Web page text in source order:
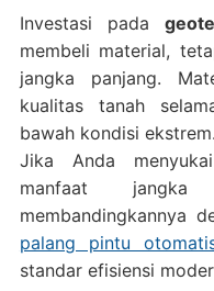
Investasi pada
membeli material,
jangka panjang.
kualitas tanah
bawah kondisi ekstrem.
Jika Anda
manfaat
membandingkannya
palang pintu
standar efisiensi